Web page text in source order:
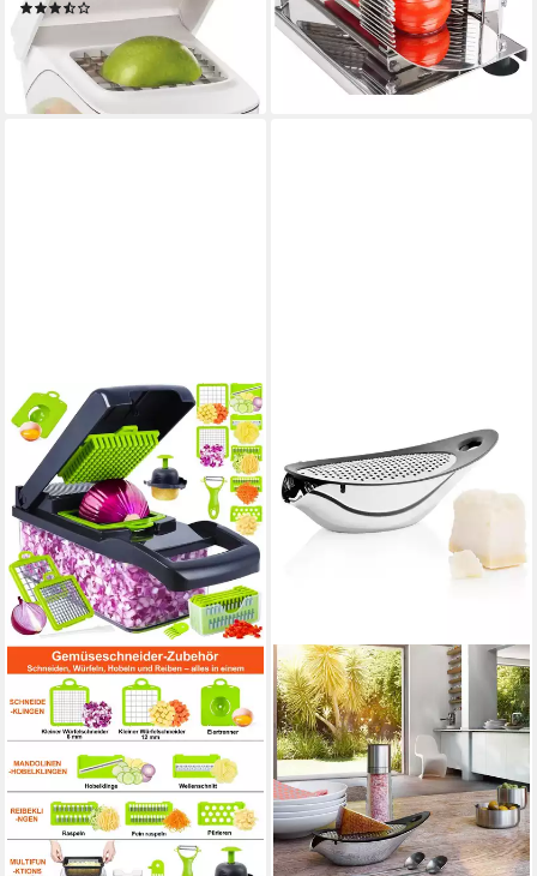
22,48 € 29,99 €
-25%
lieferbar - in 3-4 Werktagen bei dir
Gemüseteiler Gastro Profi
100,00 €
9,13 €mtl. in 12 Raten
lieferbar - in 4-5 Werktagen bei dir